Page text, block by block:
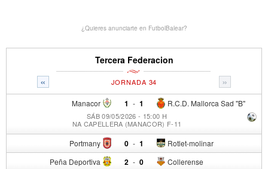
¿Quieres anunciarte en FutbolBalear?
Tercera Federacion
« »
JORNADA 34
Manacor 1 - R.C.D. Mallorca Sad "B"
1
SÁB 09/05/2026 - 15:00 H
NA CAPELLERA (MANACOR) F-11
Portmany 0 - Rotlet-molinar
1
Peña Deportiva 2 - Collerense
0